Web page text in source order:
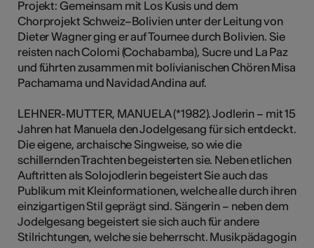
Projekt: Gemeinsam mit Los Kusis und dem
Chorprojekt Schweiz–Bolivien unter der Leitung von
Dieter Wagner ging er auf Tournee durch Bolivien. Sie
reisten nach Colomi (Cochabamba), Sucre und La Paz
und führten zusammen mit bolivianischen Chören Misa
Pachamama und Navidad Andina auf.
LEHNER-MUTTER, MANUELA (*1982). Jodlerin – mit 15
Jahren hat Manuela den Jodelgesang für sich entdeckt.
Die eigene, archaische Singweise, so wie die
schillernden Trachten begeisterten sie. Neben etlichen
Auftritten als Solojodlerin begeistert Sie auch das
Publikum mit Kleinformationen, welche alle durch ihren
einzigartigen Stil geprägt sind. Sängerin – neben dem
Jodelgesang begeistert sie sich auch für andere
Stilrichtungen, welche sie beherrscht. Musikpädagogin